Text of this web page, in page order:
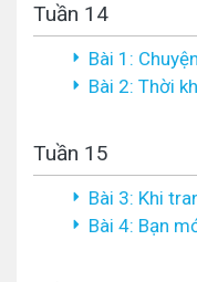
Tuần 14
Bài 1:
Bài 2: Thời
Tuần 15
Bài 3: Khi
Bài 4: Bạn